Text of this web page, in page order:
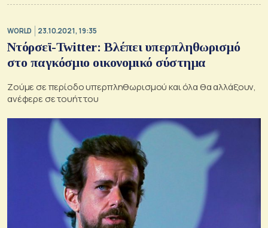
WORLD 23.10.2021, 19:35
Ντόρσεϊ-Twitter: Βλέπει υπερπληθωρισμό
στο παγκόσμιο οικονομικό σύστημα
Zούμε σε περίοδο υπερπληθωρισμού και όλα θα αλλάξουν,
ανέφερε σε τουήτ του